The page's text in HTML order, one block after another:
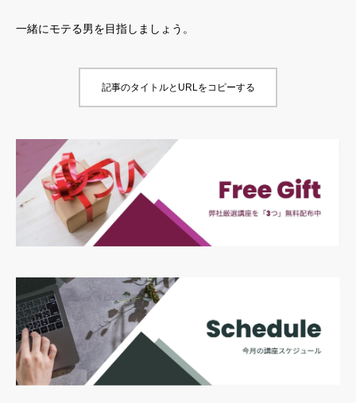
一緒にモテる男を目指しましょう。
記事のタイトルとURLをコピーする